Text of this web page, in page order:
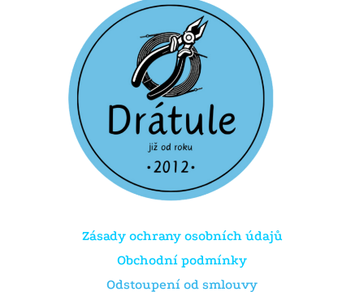
Zásady ochrany osobních údajů
Obchodní podmínky
Odstoupení od smlouvy